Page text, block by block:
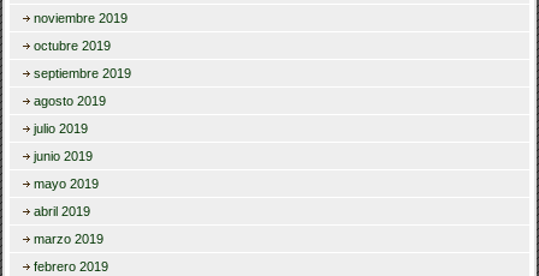
noviembre 2019
octubre 2019
septiembre 2019
agosto 2019
julio 2019
junio 2019
mayo 2019
abril 2019
marzo 2019
febrero 2019